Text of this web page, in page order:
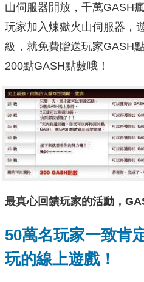
山伺服器開放，千萬GASH
玩家加入煉獄火山伺服器，
級，就免費贈送玩家GASH
200點GASH點數哦！
最真心回饋玩家的活動，
50萬名玩家一致肯
玩的線上遊戲！